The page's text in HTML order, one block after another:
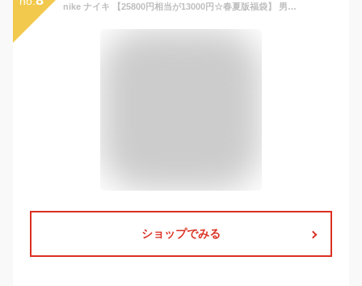
nike ナイキ 【25800円相当が13000円☆春夏版福袋】 男の子用NIKE☆JORDAN春夏ベビー服福袋（60 70 80） エア・ジョーダン 出産祝い 【楽ギフ_包装選択】
ショップでみる